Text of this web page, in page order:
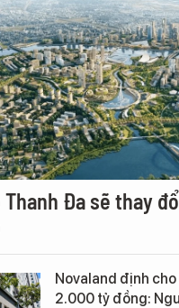
Thanh Đa sẽ thay
Novaland định
2.000 tỷ đồng: